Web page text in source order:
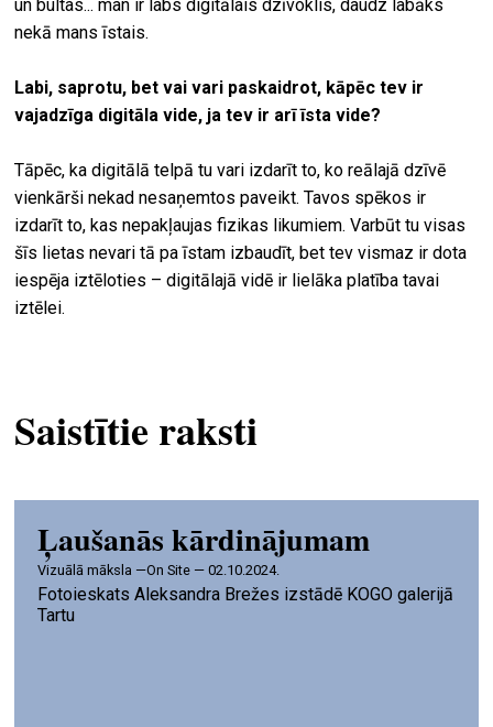
un bultas... man ir labs digitālais dzīvoklis, daudz labāks
nekā mans īstais.
Labi, saprotu, bet vai vari paskaidrot, kāpēc tev ir
vajadzīga digitāla vide, ja tev ir arī īsta vide?
Tāpēc, ka digitālā telpā tu vari izdarīt to, ko reālajā dzīvē
vienkārši nekad nesaņemtos paveikt. Tavos spēkos ir
izdarīt to, kas nepakļaujas fizikas likumiem. Varbūt tu visas
šīs lietas nevari tā pa īstam izbaudīt, bet tev vismaz ir dota
iespēja iztēloties – digitālajā vidē ir lielāka platība tavai
iztēlei.
Saistītie raksti
Ļaušanās kārdinājumam
vizuālā māksla —On Site — 02.10.2024.
Fotoieskats Aleksandra Brežes izstādē KOGO galerijā
Tartu